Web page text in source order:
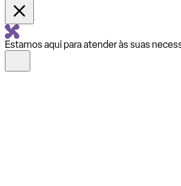
Estamos aqui para atender às suas